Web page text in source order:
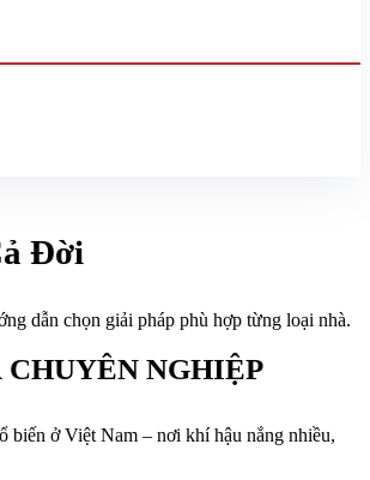
Đời
dẫn chọn giải pháp phù hợp từng loại nhà.
NGHIỆP
biến ở Việt Nam – nơi khí hậu nắng nhiều,